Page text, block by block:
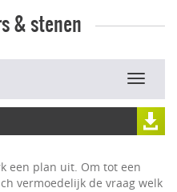
& stenen
Toggle
een plan uit. Om tot een
vermoedelijk de vraag welk